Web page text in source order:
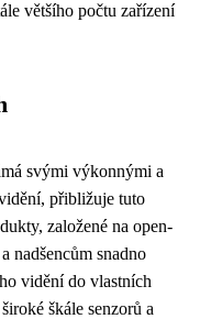
většího počtu zařízení
svými výkonnými a
přibližuje tuto
založené na open-
nadšencům snadno
vidění do vlastních
škále senzorů a